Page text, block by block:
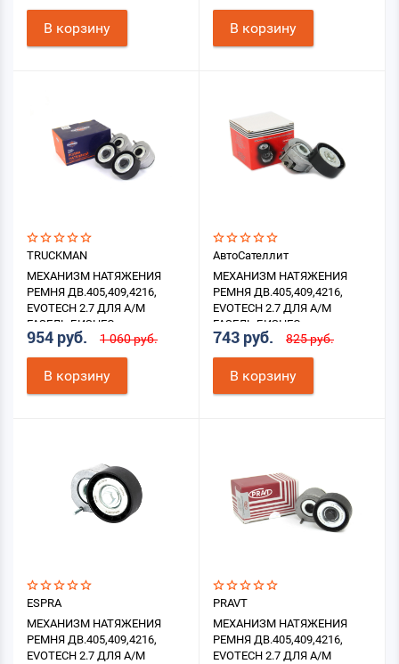
В корзину В корзину
TRUCKMAN
МЕХАНИЗМ НАТЯЖЕНИЯ
РЕМНЯ ДВ.405,409,4216,
EVOTECH 2.7 ДЛЯ А/М
ГАЗЕЛЬ БИЗНЕС
954 руб. 1 060 руб.
В корзину
АвтоСателлит
МЕХАНИЗМ НАТЯЖЕНИЯ
РЕМНЯ ДВ.405,409,4216,
EVOTECH 2.7 ДЛЯ А/М
ГАЗЕЛЬ БИЗНЕС
743 руб. 825 руб.
В корзину
ESPRA
МЕХАНИЗМ НАТЯЖЕНИЯ
РЕМНЯ ДВ.405,409,4216,
EVOTECH 2.7 ДЛЯ А/М
PRAVT
МЕХАНИЗМ НАТЯЖЕНИЯ
РЕМНЯ ДВ.405,409,4216,
EVOTECH 2.7 ДЛЯ А/М